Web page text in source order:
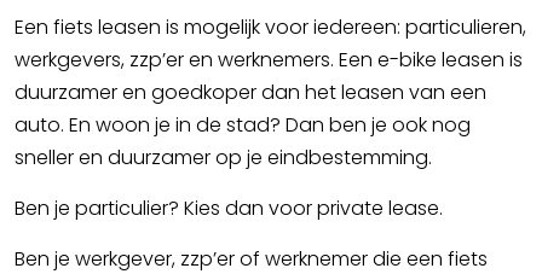
Een fiets leasen is mogelijk voor iedereen: particulieren,
werkgevers, zzp’er en werknemers. Een e-bike leasen is
duurzamer en goedkoper dan het leasen van een
auto. En woon je in de stad? Dan ben je ook nog
sneller en duurzamer op je eindbestemming.
Ben je particulier? Kies dan voor private lease.
Ben je werkgever, zzp’er of werknemer die een fiets